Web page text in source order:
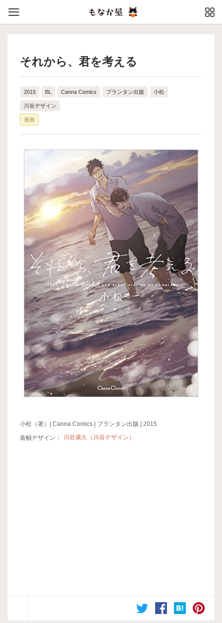
それから、君を考える
2015 BL Canna Comics プランタン出版 小松
川谷デザイン
漫画
小松（著）| Canna Comics | プランタン出版 | 2015
装幀デザイン：
川谷康久（川谷デザイン）